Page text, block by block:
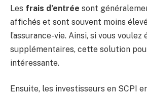
Les frais d’entrée sont
affichés et sont souvent moins
l’assurance-vie. Ainsi, si vous
supplémentaires, cette solution
intéressante.
Ensuite, les investisseurs en SCPI